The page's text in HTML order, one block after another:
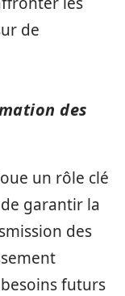
de
des
un rôle clé
garantir la
des
futurs